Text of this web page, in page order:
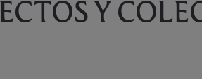
Y